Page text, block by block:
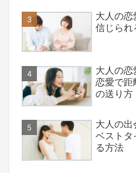
大人の
信じられ
大人の
恋愛で距
の送り方
大人の
ベストタ
る方法